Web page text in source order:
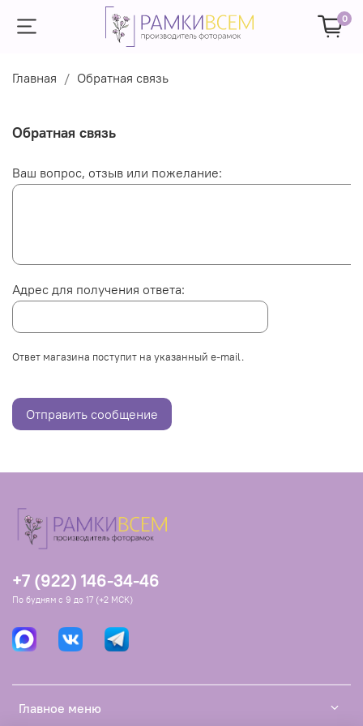
0
Главная Обратная связь
Обратная связь
Ваш вопрос, отзыв или пожелание:
Адрес для получения ответа:
Ответ магазина поступит на указанный e-mail.
Отправить сообщение
Главное меню
+7 (922) 146-34-46
По будням с 9 до 17 (+2 МСК)